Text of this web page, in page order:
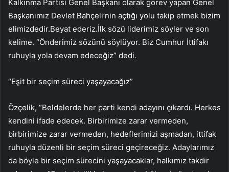
Kalkınma Partisi Genel Başkanı olarak görev yapan Genel
Başkanımız Devlet Bahçeli’nin açtığı yolu takip etmek bizim
elimizdedir.Beyat ederiz.İlk sözü liderimiz söyler ve son
kelime. “Önderimiz sözünü söylüyor. Biz Cumhur İttifakı
ruhuyla yola devam edeceğiz” dedi.
“Eşit bir seçim süreci yaşayacağız”
Özçelik, “Beldelerde her parti kendi adayını çıkardı. Herkes
kendini ifade edecek. Birbirimize zarar vermeden,
birbirimize zarar vermeden, hedeflerimizi aşmadan, ittifak
ruhuyla düzenli bir seçim süreci geçireceğiz. Adaylarımız
da böyle bir seçim sürecini yaşayacaklar, halkımız takdir